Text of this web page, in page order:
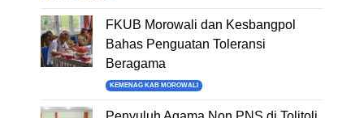
FKUB Morowali dan Kesbangpol
Bahas Penguatan Toleransi
Beragama
KEMENAG KAB MOROWALI